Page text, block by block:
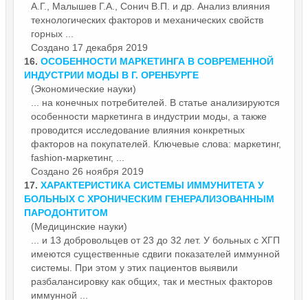
А.Г., Малышев Г.А., Сонич В.П. и др. Анализ влияния
технологических факторов и механических свойств
горных ...
Создано 17 декабря 2019
16. ОСОБЕННОСТИ МАРКЕТИНГА В СОВРЕМЕННОЙ
ИНДУСТРИИ МОДЫ В Г. ОРЕНБУРГЕ
(Экономические науки)
... на конечных потребителей. В статье анализируются
особенности маркетинга в индустрии моды, а также
проводится исследование влияния конкретных
факторов на покупателей. Ключевые слова: маркетинг,
fashion-маркетинг, ...
Создано 26 ноября 2019
17. ХАРАКТЕРИСТИКА СИСТЕМЫ ИММУНИТЕТА У
БОЛЬНЫХ С ХРОНИЧЕСКИМ ГЕНЕРАЛИЗОВАННЫМ
ПАРОДОНТИТОМ
(Медицинские науки)
... и 13 добровольцев от 23 до 32 лет. У больных с ХГП
имеются существенные сдвиги показателей иммунной
системы. При этом у этих пациентов выявили
разбалансировку как общих, так и местных факторов
иммунной ...